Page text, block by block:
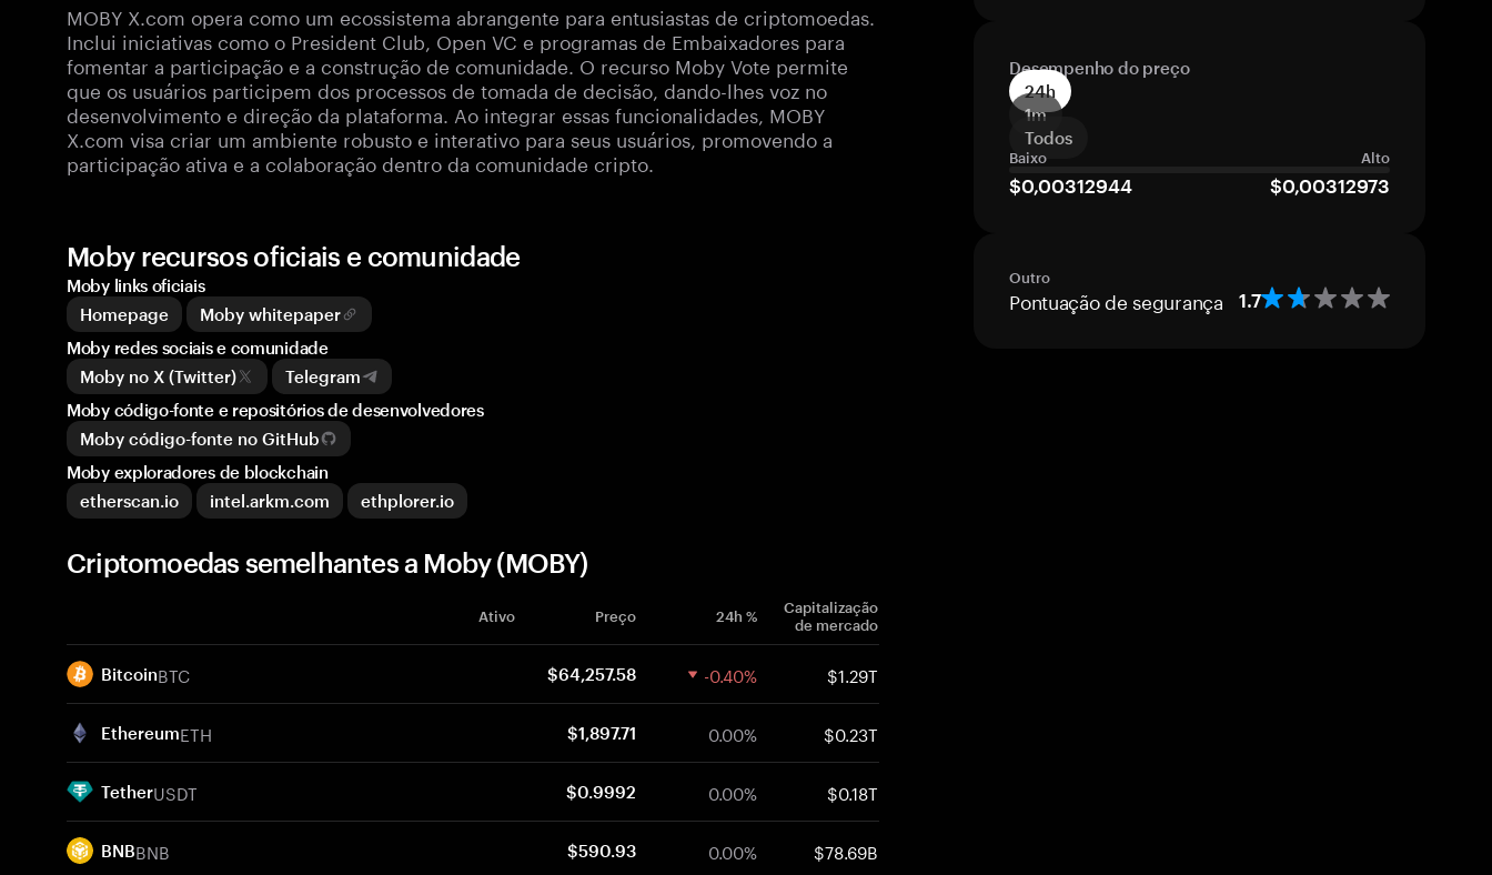
MOBY X.com opera como um ecossistema abrangente para entusiastas de criptomoedas.
Inclui iniciativas como o President Club, Open VC e programas de Embaixadores para
fomentar a participação e a construção de comunidade. O recurso Moby Vote permite
que os usuários participem dos processos de tomada de decisão, dando-lhes voz no
desenvolvimento e direção da plataforma. Ao integrar essas funcionalidades, MOBY
X.com visa criar um ambiente robusto e interativo para seus usuários, promovendo a
participação ativa e a colaboração dentro da comunidade cripto.
Desempenho do preço
24h
1m
Todos
Baixo Alto
$0,00312944 $0,00312973
Outro
Pontuação de segurança 1.7
Moby recursos oficiais e comunidade
Moby links oficiais
Homepage
Moby whitepaper
Moby redes sociais e comunidade
Moby no X (Twitter)
Telegram
Moby código-fonte e repositórios de desenvolvedores
Moby código-fonte no GitHub
Moby exploradores de blockchain
etherscan.io
intel.arkm.com ethplorer.io
Criptomoedas semelhantes a Moby (MOBY)
Ativo Preço 24h %
Capitalização
de mercado
BitcoinBTC $64,257.58 -0.40% $1.29T
EthereumETH $1,897.71 0.00% $0.23T
TetherUSDT $0.9992 0.00% $0.18T
BNBBNB $590.93 0.00% $78.69B